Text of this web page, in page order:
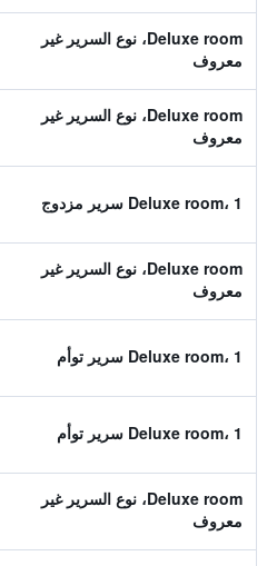
Deluxe room، نوع السرير غير
معروف
Deluxe room، نوع السرير غير
معروف
Deluxe room، 1 سرير مزدوج
Deluxe room، نوع السرير غير
معروف
Deluxe room، 1 سرير توأم
Deluxe room، 1 سرير توأم
Deluxe room، نوع السرير غير
معروف